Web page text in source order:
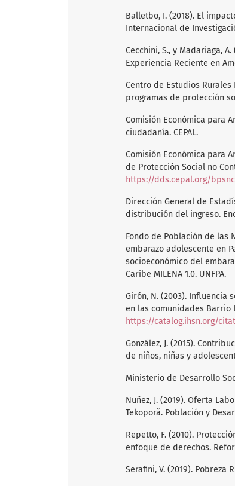
Balletbo, I. (2018). El
Internacional de
Cecchini, S., y Madariaga,
Experiencia Reciente en
Centro de Estudios
programas de protección
Comisión Económica para
ciudadanía. CEPAL.
Comisión Económica para
de Protección Social no
https://dds.cepal.org/
Dirección General de
distribución del ingreso.
Fondo de Población de las
embarazo adolescente en
socioeconómico del
Caribe MILENA 1.0. UNFPA.
Girón, N. (2003).
en las comunidades Barrio
https://catalog.ihsn.org/
González, J. (2015).
de niños, niñas y
Ministerio de Desarrollo
Nuñez, J. (2019). Oferta
Tekoporã. Población y
Repetto, F. (2010).
enfoque de derechos.
Serafini, V. (2019). Pobreza